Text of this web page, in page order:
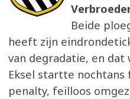
Beide
heeft zijn
van degradatie, en dat
Eksel startte nochtans
penalty, feilloos